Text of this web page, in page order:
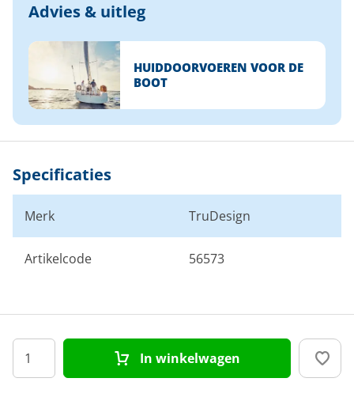
Advies & uitleg
HUIDDOORVOEREN VOOR DE
BOOT
Specificaties
Merk TruDesign
Artikelcode 56573
In winkelwagen